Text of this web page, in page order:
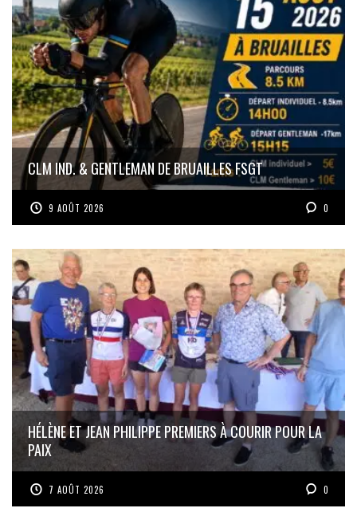
CLM IND. & GENTLEMAN DE BRUAILLES FSGT
9 AOÛT 2026 0
HÉLÈNE ET JEAN PHILIPPE PREMIERS À COURIR POUR LA
PAIX
7 AOÛT 2026 0